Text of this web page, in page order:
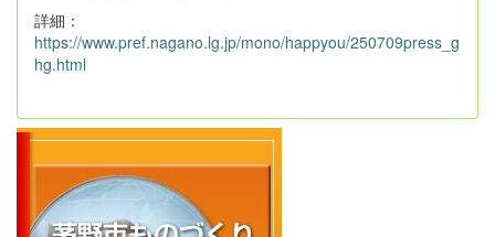
詳細：
https://www.pref.nagano.lg.jp/mono/happyou/250709press_g
hg.html